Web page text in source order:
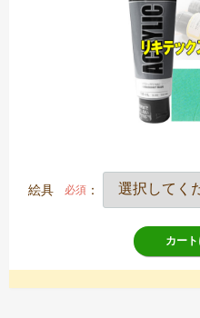
絵具 必須 ：
カー